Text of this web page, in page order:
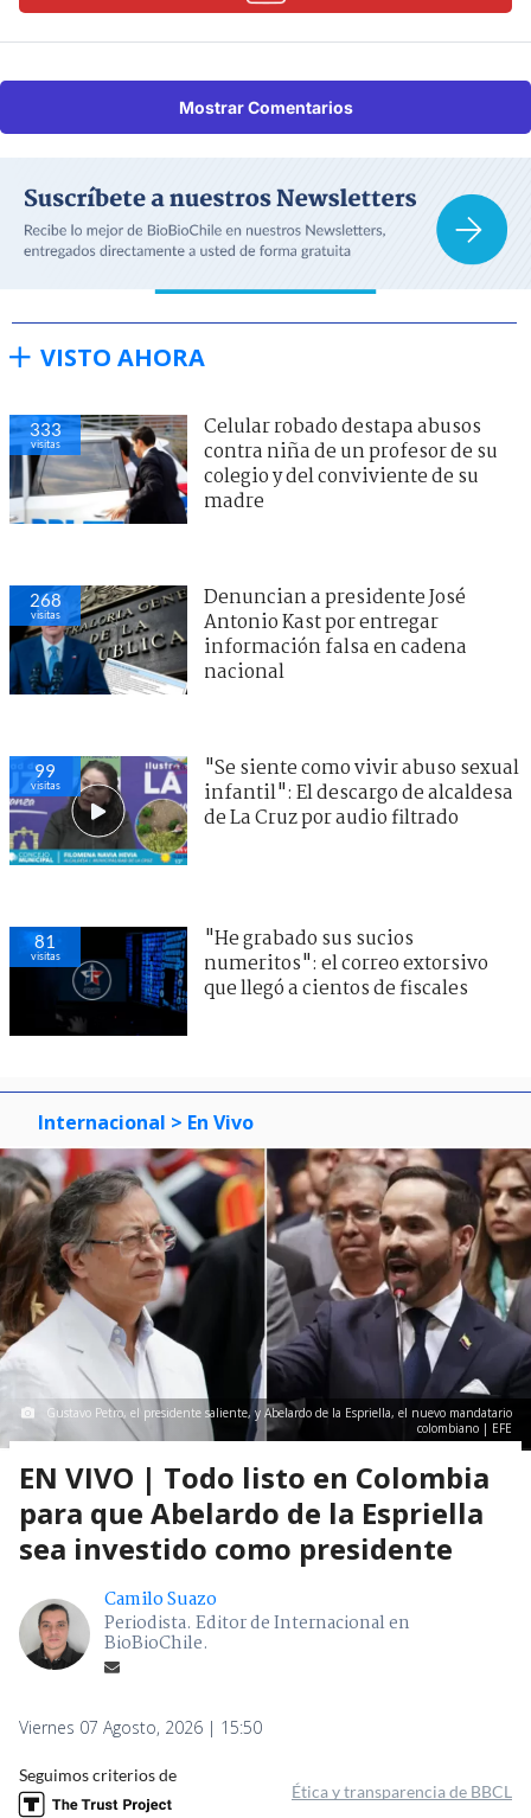
Mostrar Comentarios
VISTO AHORA
333
visitas
Celular robado destapa abusos
contra niña de un profesor de su
colegio y del conviviente de su
madre
268
visitas
Denuncian a presidente José
Antonio Kast por entregar
información falsa en cadena
nacional
99
visitas
"Se siente como vivir abuso sexual
infantil": El descargo de alcaldesa
de La Cruz por audio filtrado
81
visitas
"He grabado sus sucios
numeritos": el correo extorsivo
que llegó a cientos de fiscales
Internacional > En Vivo
Gustavo Petro, el presidente saliente, y Abelardo de la Espriella, el nuevo mandatario
colombiano | EFE
EN VIVO | Todo listo en Colombia
para que Abelardo de la Espriella
sea investido como presidente
Camilo Suazo
Periodista. Editor de Internacional en
BioBioChile.
Viernes 07 Agosto, 2026 | 15:50
Seguimos criterios de
Ética y transparencia de BBCL